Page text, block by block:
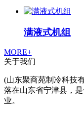
满液式机组
MORE+
关于我们
(山东聚商苑制冷科技
落在山东省宁津县，
业。